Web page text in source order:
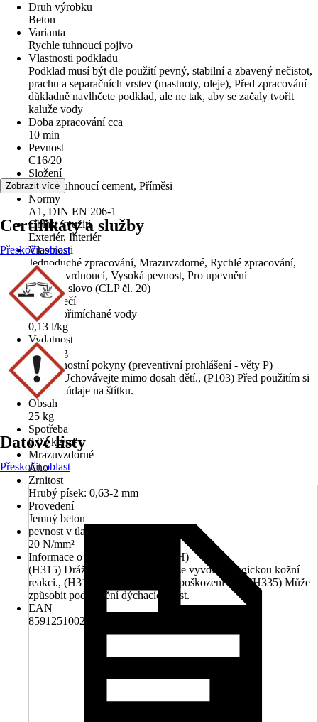
Druh výrobku
Beton
Varianta
Rychle tuhnoucí pojivo
Vlastnosti podkladu
Podklad musí být dle použití pevný, stabilní a zbavený nečistot,
prachu a separačních vrstev (mastnoty, oleje), Před zpracování
důkladně navlhčete podklad, ale ne tak, aby se začaly tvořit
kaluže vody
Doba zpracování cca
10 min
Pevnost
C16/20
Složení
Rychletuhnoucí cement, Příměsi
Normy
A1, DIN EN 206-1
Oblast využití
Exteriér, Interiér
Vlastnosti
Jednoduché zpracování, Mrazuvzdorné, Rychlé zpracování,
Rychle tvrdnoucí, Vysoká pevnost, Pro upevnění
Signální slovo (CLP čl. 20)
Nebezpečí
Objem přimíchané vody
0,13 l/kg
Vydatnost
0,52 l/kg
Bezpečnostní pokyny (preventivní prohlášení - věty P)
(P102) Uchovávejte mimo dosah dětí., (P103) Před použitím si
přečtěte údaje na štítku.
Obsah
25 kg
Spotřeba
0,02 kg/m²
Mrazuvzdorné
Ano
Zrnitost
Hrubý písek: 0,63-2 mm
Provedení
Jemný beton
pevnost v tlaku
20 N/mm²
Informace o nebezpečnosti (věty H)
(H315) Dráždí kůži., (H317) Může vyvolat alergickou kožní
reakci., (H318) Způsobuje vážné poškození očí., (H335) Může
způsobit podráždění dýchacích cest.
EAN
8591251002612
Zobrazit více
Certifikáty a služby
Přeskočit oblast
Datové listy
Přeskočit oblast